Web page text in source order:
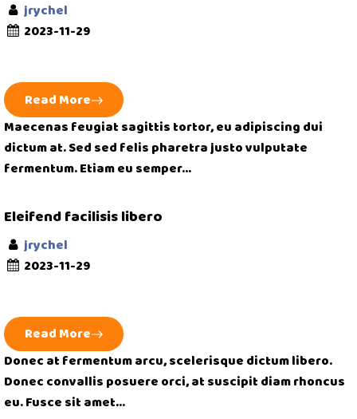
2023-11-29
jrychel
2023-11-29
jrychel
Eleifend facilisis libero
Maecenas feugiat sagittis tortor, eu adipiscing dui
dictum at. Sed sed felis pharetra justo vulputate
fermentum. Etiam eu semper...
Read More
Donec at fermentum arcu, scelerisque dictum libero.
Donec convallis posuere orci, at suscipit diam rhoncus
eu. Fusce sit amet...
Read More